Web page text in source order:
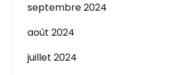
septembre 2024
août 2024
juillet 2024